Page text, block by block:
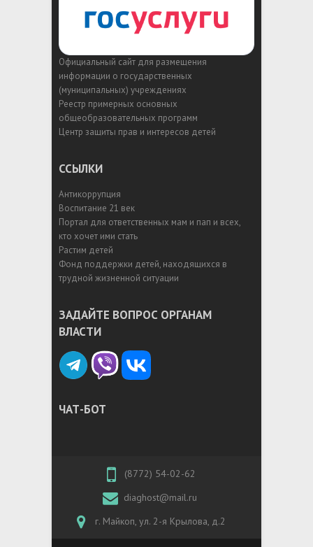
Официальный сайт для размещения
информации о государственных
(муниципальных) учреждениях
Реестр примерных основных
общеобразовательных программ
Центр защиты прав и интересов детей
ССЫЛКИ
Антикоррупция
Воспитание 21 век
Портал для ответственных мам и пап и всех,
кто хочет ими стать
Растим детей
Фонд поддержки детей, находящихся в
трудной жизненной ситуации
ЗАДАЙТЕ ВОПРОС ОРГАНАМ
ВЛАСТИ
ЧАТ-БОТ
(8772) 54-02-62
diaghost@mail.ru
г. Майкоп, ул. 2-я Крылова, д.2